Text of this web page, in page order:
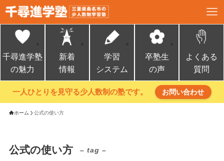
千尋進学塾
の魅力
新着
情報
学習
システム
卒塾生
の声
よくある
質問
一人ひとりを見守る少人数制の塾です。 お問い合わせ
ホーム 公式の使い方
公式の使い方 – tag –